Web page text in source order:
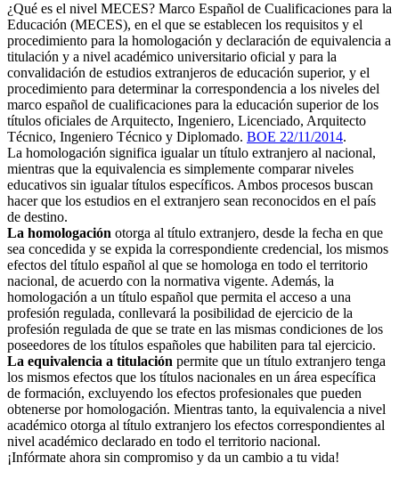
¿Qué es el nivel MECES? Marco Español de Cualificaciones para la
Educación (MECES), en el que se establecen los requisitos y el
procedimiento para la homologación y declaración de equivalencia a
titulación y a nivel académico universitario oficial y para la
convalidación de estudios extranjeros de educación superior, y el
procedimiento para determinar la correspondencia a los niveles del
marco español de cualificaciones para la educación superior de los
títulos oficiales de Arquitecto, Ingeniero, Licenciado, Arquitecto
Técnico, Ingeniero Técnico y Diplomado. BOE 22/11/2014.
La homologación significa igualar un título extranjero al nacional,
mientras que la equivalencia es simplemente comparar niveles
educativos sin igualar títulos específicos. Ambos procesos buscan
hacer que los estudios en el extranjero sean reconocidos en el país
de destino.
La homologación otorga al título extranjero, desde la fecha en que
sea concedida y se expida la correspondiente credencial, los mismos
efectos del título español al que se homologa en todo el territorio
nacional, de acuerdo con la normativa vigente. Además, la
homologación a un título español que permita el acceso a una
profesión regulada, conllevará la posibilidad de ejercicio de la
profesión regulada de que se trate en las mismas condiciones de los
poseedores de los títulos españoles que habiliten para tal ejercicio.
La equivalencia a titulación permite que un título extranjero tenga
los mismos efectos que los títulos nacionales en un área específica
de formación, excluyendo los efectos profesionales que pueden
obtenerse por homologación. Mientras tanto, la equivalencia a nivel
académico otorga al título extranjero los efectos correspondientes al
nivel académico declarado en todo el territorio nacional.
¡Infórmate ahora sin compromiso y da un cambio a tu vida!